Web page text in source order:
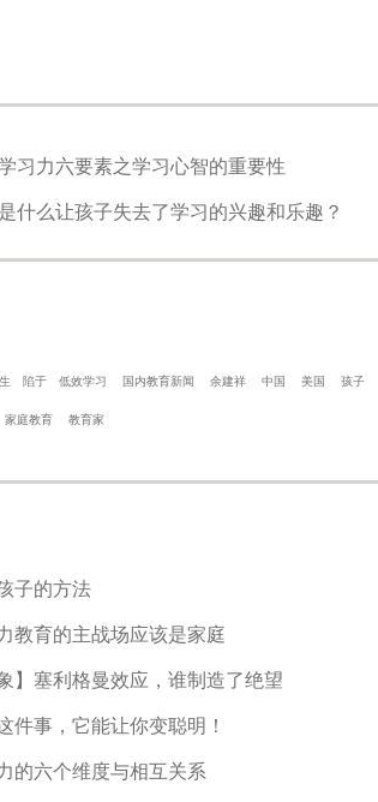
习力六要素之学习心智的重要性
什么让孩子失去了学习的兴趣和乐趣？
陷于 低效学习 国内教育新闻 余建祥 中国 美国 孩子
家庭教育 教育家
子的方法
教育的主战场应该是家庭
】塞利格曼效应，谁制造了绝望
件事，它能让你变聪明！
的六个维度与相互关系